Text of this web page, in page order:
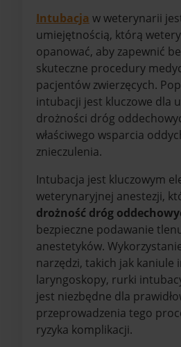
Intubacja w weterynarii
umiejętnością, którą
opanować, aby zapewnić
skuteczne procedury
pacjentów zwierzęcych.
intubacji jest kluczowe dla
drożności dróg
właściwego wsparcia
znieczulenia.
Intubacja jest kluczowym
weterynaryjnej anestezji,
drożność dróg
bezpieczne podawanie
anestetyków.
narzędzi, takich jak kaniule
laryngoskopy, rurki
jest niezbędne dla
przeprowadzenia tego
ryzyka komplikacji.